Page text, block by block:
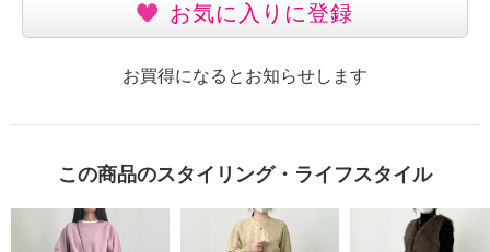
お気に入りに登録
お買得になるとお知らせします
この商品のスタイリング・ライフスタイル